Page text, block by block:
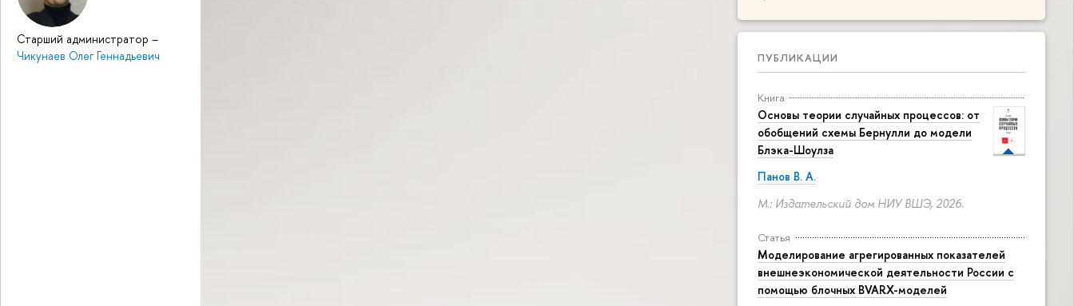
Старший администратор –
Чикунаев Олег Геннадьевич
ПУБЛИКАЦИИ
Книга
Основы теории случайных процессов: от
обобщений схемы Бернулли до модели
Блэка-Шоулза
Панов В. А.
М.: Издательский дом НИУ ВШЭ, 2026.
Статья
Моделирование агрегированных показателей
внешнеэкономической деятельности России с
помощью блочных BVARX-моделей